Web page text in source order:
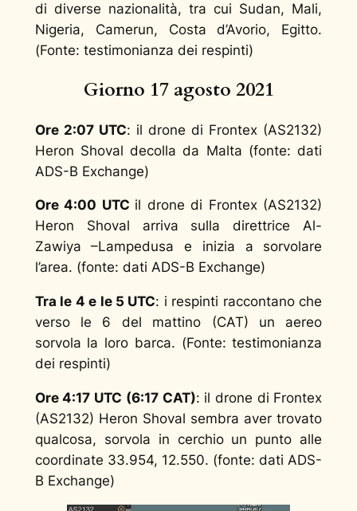
di diverse nazionalità, tra cui Sudan, Mali,
Nigeria, Camerun, Costa d’Avorio, Egitto.
(Fonte: testimonianza dei respinti)
Giorno 17 agosto 2021
Ore 2:07 UTC: il drone di Frontex (AS2132)
Heron Shoval decolla da Malta (fonte: dati
ADS-B Exchange)
Ore 4:00 UTC il drone di Frontex (AS2132)
Heron Shoval arriva sulla direttrice Al-
Zawiya –Lampedusa e inizia a sorvolare
l’area. (fonte: dati ADS-B Exchange)
Tra le 4 e le 5 UTC: i respinti raccontano che
verso le 6 del mattino (CAT) un aereo
sorvola la loro barca. (Fonte: testimonianza
dei respinti)
Ore 4:17 UTC (6:17 CAT): il drone di Frontex
(AS2132) Heron Shoval sembra aver trovato
qualcosa, sorvola in cerchio un punto alle
coordinate 33.954, 12.550. (fonte: dati ADS-
B Exchange)